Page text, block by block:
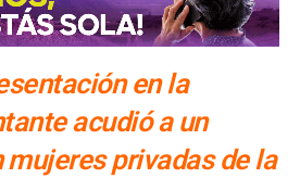
en la
acudió a un
mujeres privadas de la